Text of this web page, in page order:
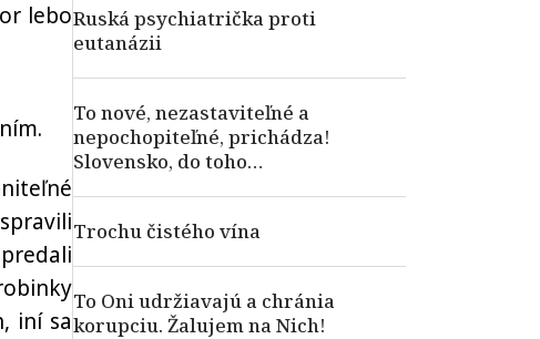
lebo
iní sa
Ruská psychiatrička proti
eutanázii
To nové, nezastaviteľné a
nepochopiteľné, prichádza!
Slovensko, do toho…
Trochu čistého vína
To Oni udržiavajú a chránia
korupciu. Žalujem na Nich!